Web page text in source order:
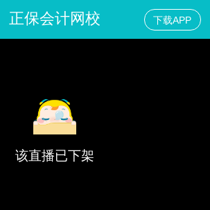
正保会计网校 下载APP
该直播已下架